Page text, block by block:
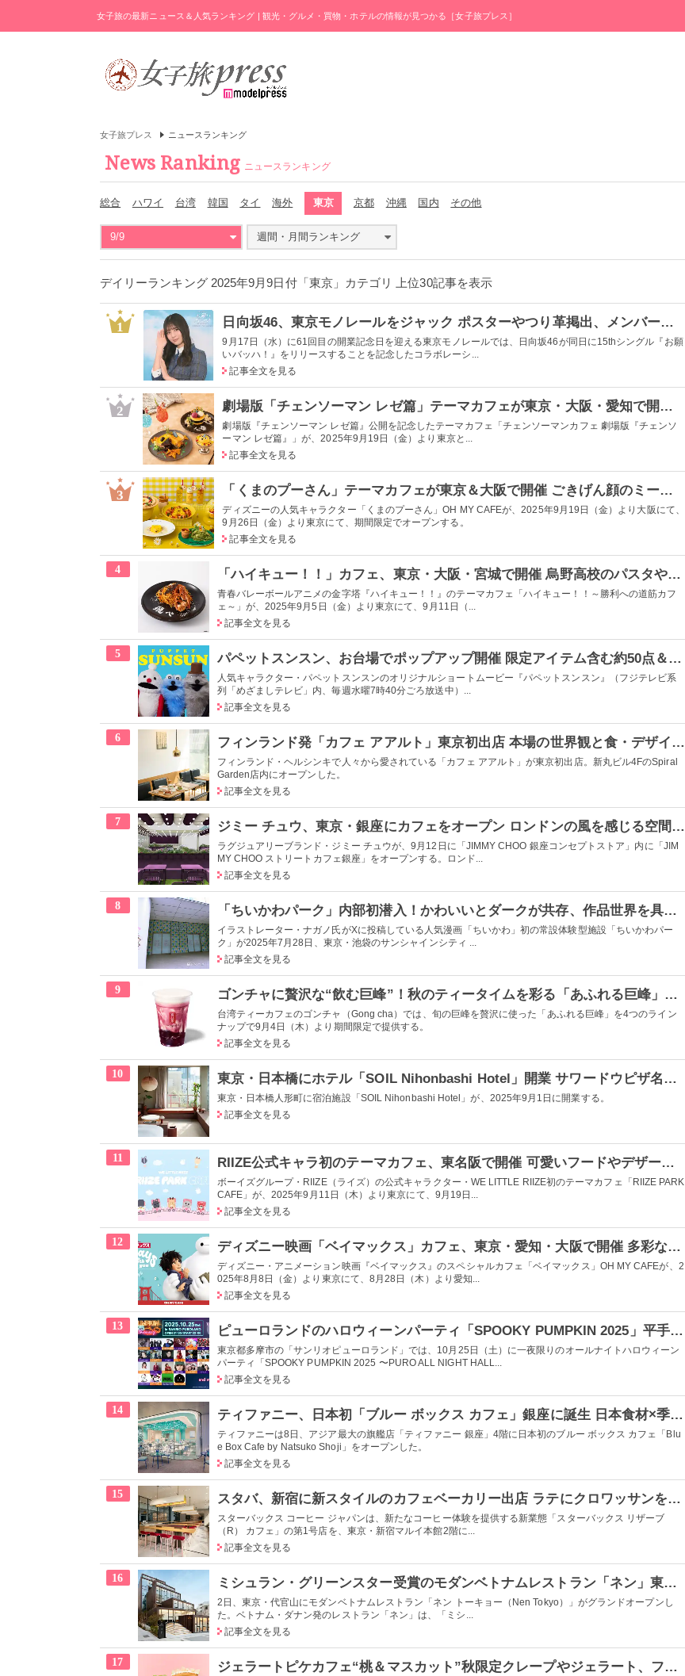
女子旅の最新ニュース＆人気ランキング | 観光・グルメ・買物・ホテルの情報が見つかる［女子旅プレス］
女子旅プレス ニュースランキング
News Ranking ニュースランキング
総合 ハワイ 台湾 韓国 タイ 海外 東京 京都 沖縄 国内 その他
9/9 週間・月間ランキング
デイリーランキング 2025年9月9日付「東京」カテゴリ 上位30記事を表示
1 日向坂46、東京モノレールをジャック ポスターやつり革掲出、メンバーによる車内放送など実施
9月17日（水）に61回目の開業記念日を迎える東京モノレールでは、日向坂46が同日に15thシングル『お願
いバッハ！』をリリースすることを記念したコラボレーシ...
記事全文を見る
2 劇場版「チェンソーマン レゼ篇」テーマカフェが東京・大阪・愛知で開催 ボムとの激闘サンドやレゼのチョーカーパンケーキなど
劇場版『チェンソーマン レゼ篇』公開を記念したテーマカフェ「チェンソーマンカフェ 劇場版『チェンソ
ーマン レゼ篇』」が、2025年9月19日（金）より東京と...
記事全文を見る
3 「くまのプーさん」テーマカフェが東京＆大阪で開催 ごきげん顔のミートボールライスや蜂蜜色ドリンクなど
ディズニーの人気キャラクター「くまのプーさん」OH MY CAFEが、2025年9月19日（金）より大阪にて、
9月26日（金）より東京にて、期間限定でオープンする。
記事全文を見る
4 「ハイキュー！！」カフェ、東京・大阪・宮城で開催 烏野高校のパスタや店舗限定パフェなど提供
青春バレーボールアニメの金字塔『ハイキュー！！』のテーマカフェ「ハイキュー！！～勝利への道筋カフ
ェ～」が、2025年9月5日（金）より東京にて、9月11日（...
記事全文を見る
5 パペットスンスン、お台場でポップアップ開催 限定アイテム含む約50点＆ノベルティも
人気キャラクター・パペットスンスンのオリジナルショートムービー『パペットスンスン』（フジテレビ系
列「めざましテレビ」内、毎週水曜7時40分ごろ放送中）...
記事全文を見る
6 フィンランド発「カフェ アアルト」東京初出店 本場の世界観と食・デザインを堪能できる空間に
フィンランド・ヘルシンキで人々から愛されている「カフェ アアルト」が東京初出店。新丸ビル4FのSpiral
Garden店内にオープンした。
記事全文を見る
7 ジミー チュウ、東京・銀座にカフェをオープン ロンドンの風を感じる空間＆英国メニューを提供
ラグジュアリーブランド・ジミー チュウが、9月12日に「JIMMY CHOO 銀座コンセプトストア」内に「JIM
MY CHOO ストリートカフェ銀座」をオープンする。ロンド...
記事全文を見る
8 「ちいかわパーク」内部初潜入！かわいいとダークが共存、作品世界を具現化したファン必見の空間をレポ
イラストレーター・ナガノ氏がXに投稿している⼈気漫画「ちいかわ」初の常設体験型施設「ちいかわパー
ク」が2025年7月28日、東京・池袋のサンシャインシティ ...
記事全文を見る
9 ゴンチャに贅沢な“飲む巨峰”！秋のティータイムを彩る「あふれる巨峰」シリーズ登場
台湾ティーカフェのゴンチャ（Gong cha）では、旬の巨峰を贅沢に使った「あふれる巨峰」を4つのライン
ナップで9月4日（木）より期間限定で提供する。
記事全文を見る
10 東京・日本橋にホテル「SOIL Nihonbashi Hotel」開業 サワードウピザ名物のピッツェリアも併設
東京・日本橋人形町に宿泊施設「SOIL Nihonbashi Hotel」が、2025年9月1日に開業する。
記事全文を見る
11 RIIZE公式キャラ初のテーマカフェ、東名阪で開催 可愛いフードやデザート＆撮り下ろしグッズも
ボーイズグループ・RIIZE（ライズ）の公式キャラクター・WE LITTLE RIIZE初のテーマカフェ「RIIZE PARK
CAFE」が、2025年9月11日（木）より東京にて、9月19日...
記事全文を見る
12 ディズニー映画「ベイマックス」カフェ、東京・愛知・大阪で開催 多彩なプレートメニューや“力士姿”ドリンク提供
ディズニー・アニメーション映画『ベイマックス』のスペシャルカフェ「ベイマックス」OH MY CAFEが、2
025年8月8日（金）より東京にて、8月28日（木）より愛知...
記事全文を見る
13 ピューロランドのハロウィーンパーティ「SPOOKY PUMPKIN 2025」平手友梨奈、Novel Core、OWVら参加発表
東京都多摩市の「サンリオピューロランド」では、10月25日（土）に一夜限りのオールナイトハロウィーン
パーティ「SPOOKY PUMPKIN 2025 〜PURO ALL NIGHT HALL...
記事全文を見る
14 ティファニー、日本初「ブルー ボックス カフェ」銀座に誕生 日本食材×季節感溢れる特別なメニュー
ティファニーは8日、アジア最大の旗艦店「ティファニー 銀座」4階に日本初のブルー ボックス カフェ「Blu
e Box Cafe by Natsuko Shoji」をオープンした。
記事全文を見る
15 スタバ、新宿に新スタイルのカフェベーカリー出店 ラテにクロワッサンを浸し食べる“大人のご褒美体験”提案
スターバックス コーヒー ジャパンは、新たなコーヒー体験を提供する新業態「スターバックス リザーブ
（R） カフェ」の第1号店を、東京・新宿マルイ本館2階に...
記事全文を見る
16 ミシュラン・グリーンスター受賞のモダンベトナムレストラン「ネン」東京・代官山に誕生
2日、東京・代官山にモダンベトナムレストラン「ネン トーキョー（Nen Tokyo）」がグランドオープンし
た。ベトナム・ダナン発のレストラン「ネン」は、「ミシ...
記事全文を見る
17 ジェラートピケカフェ“桃＆マスカット”秋限定クレープやジェラート、フロート登場